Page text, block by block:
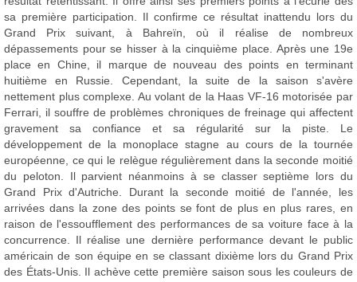
sa première participation. Il confirme ce résultat inattendu lors du
Grand Prix suivant, à Bahreïn, où il réalise de nombreux
dépassements pour se hisser à la cinquième place. Après une 19e
place en Chine, il marque de nouveau des points en terminant
huitième en Russie. Cependant, la suite de la saison s'avère
nettement plus complexe. Au volant de la Haas VF-16 motorisée par
Ferrari, il souffre de problèmes chroniques de freinage qui affectent
gravement sa confiance et sa régularité sur la piste. Le
développement de la monoplace stagne au cours de la tournée
européenne, ce qui le relègue régulièrement dans la seconde moitié
du peloton. Il parvient néanmoins à se classer septième lors du
Grand Prix d'Autriche. Durant la seconde moitié de l'année, les
arrivées dans la zone des points se font de plus en plus rares, en
raison de l'essoufflement des performances de sa voiture face à la
concurrence. Il réalise une dernière performance devant le public
américain de son équipe en se classant dixième lors du Grand Prix
des États-Unis. Il achève cette première saison sous les couleurs de